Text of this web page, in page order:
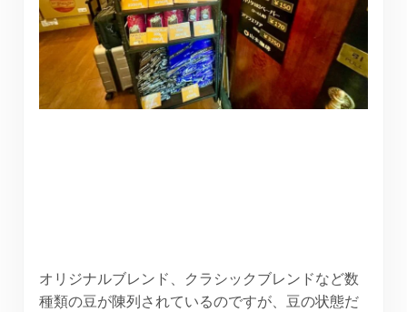
オリジナルブレンド、クラシックブレンドなど数
種類の豆が陳列されているのですが、豆の状態だ